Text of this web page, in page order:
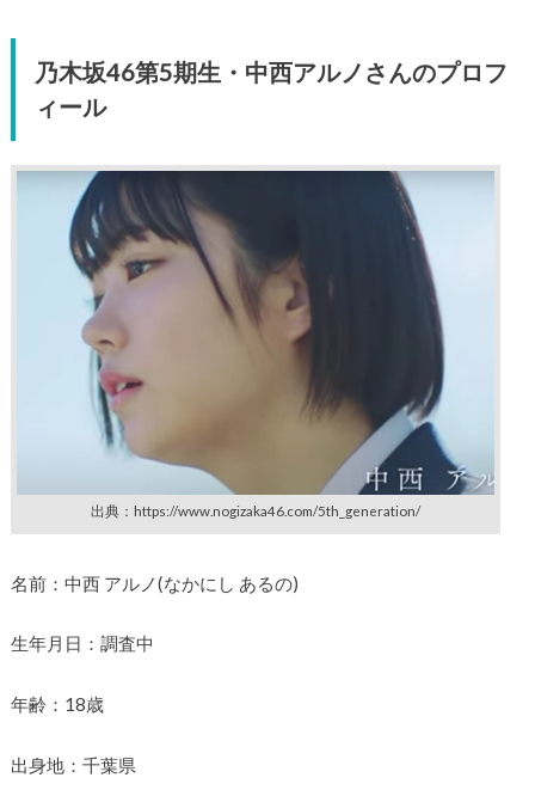
乃木坂46第5期生・中西アルノさんのプロフ
ィール
出典：https://www.nogizaka46.com/5th_generation/
名前：中西 アルノ(なかにし あるの)
生年月日：調査中
年齢：18歳
出身地：千葉県